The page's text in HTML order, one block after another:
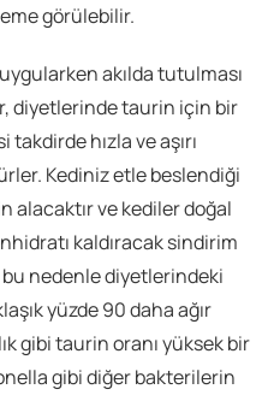
görülebilir.
akılda tutulması
diyetlerinde taurin için bir
hızla ve aşırı
Kediniz etle beslendiği
alacaktır ve kediler doğal
kaldıracak sindirim
nedenle diyetlerindeki
yüzde 90 daha ağır
gibi taurin oranı yüksek bir
gibi diğer bakterilerin